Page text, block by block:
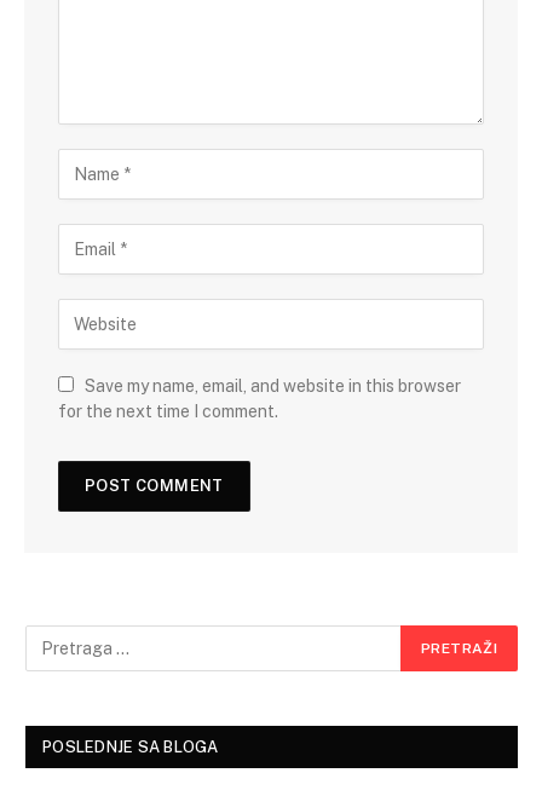
Save my name, email, and website in this browser
for the next time I comment.
POSLEDNJE SA BLOGA